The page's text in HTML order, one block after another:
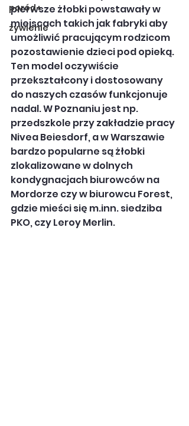
poród+
żywienie
pierwsze żłobki powstawały w
miejscach takich jak fabryki aby
umożliwić pracującym rodzicom
pozostawienie dzieci pod opieką.
Ten model oczywiście
przekształcony i dostosowany
do naszych czasów funkcjonuje
nadal. W Poznaniu jest np.
przedszkole przy zakładzie pracy
Nivea Beiesdorf, a w Warszawie
bardzo popularne są żłobki
zlokalizowane w dolnych
kondygnacjach biurowców na
Mordorze czy w biurowcu Forest,
gdzie mieści się m.inn. siedziba
PKO, czy Leroy Merlin.